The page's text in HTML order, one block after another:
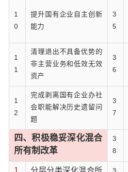
1
0
提升国有企业自主创新
能力
3
5
1
1
清理退出不具备优势的
非主营业务和低效无效
资产
3
6
1
2
完成剥离国有企业办社
会职能解决历史遗留问
题
3
7
四、积极稳妥深化混合
所有制改革
3
8
1
分层分类深化混合所